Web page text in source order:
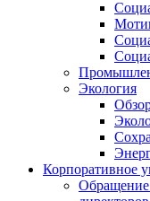
Экология
Корпоративное
Обращение